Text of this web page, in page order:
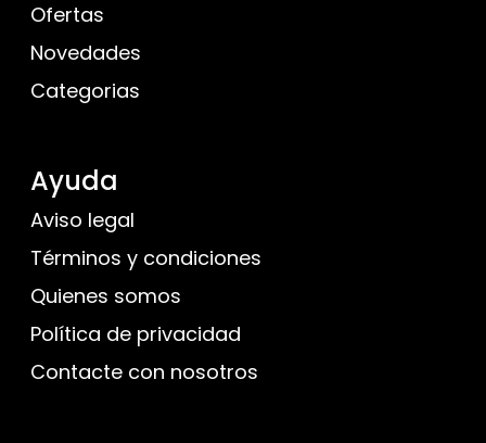
Ofertas
Novedades
Categorias
Ayuda
Aviso legal
Términos y condiciones
Quienes somos
Política de privacidad
Contacte con nosotros